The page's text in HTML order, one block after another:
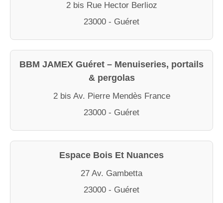
2 bis Rue Hector Berlioz
23000 - Guéret
BBM JAMEX Guéret – Menuiseries, portails
& pergolas
2 bis Av. Pierre Mendès France
23000 - Guéret
Espace Bois Et Nuances
27 Av. Gambetta
23000 - Guéret